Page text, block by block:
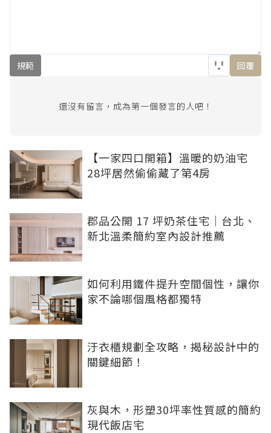
規範 回覆
還沒有留言，成為第一個發言的人吧！
【一家四口開箱】溫暖的奶油宅
28坪居然偷偷藏了第4房
郡品公開 17 坪奶茶住宅｜台北、
新北溫柔簡約室內設計推薦
如何利用鐵件提升空間個性，讓你
家不論哪個風格都獨特
汙衣櫃規劃全攻略，揭秘設計中的
關鍵細節！
灰與木，形塑30坪率性質感的簡約
現代飯店宅